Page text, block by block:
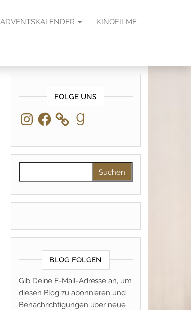
ADVENTSKALENDER KINOFILME
FOLGE UNS
InstagramFacebook Goodreads
BLOG FOLGEN
Gib Deine E-Mail-Adresse an, um
diesen Blog zu abonnieren und
Benachrichtigungen über neue